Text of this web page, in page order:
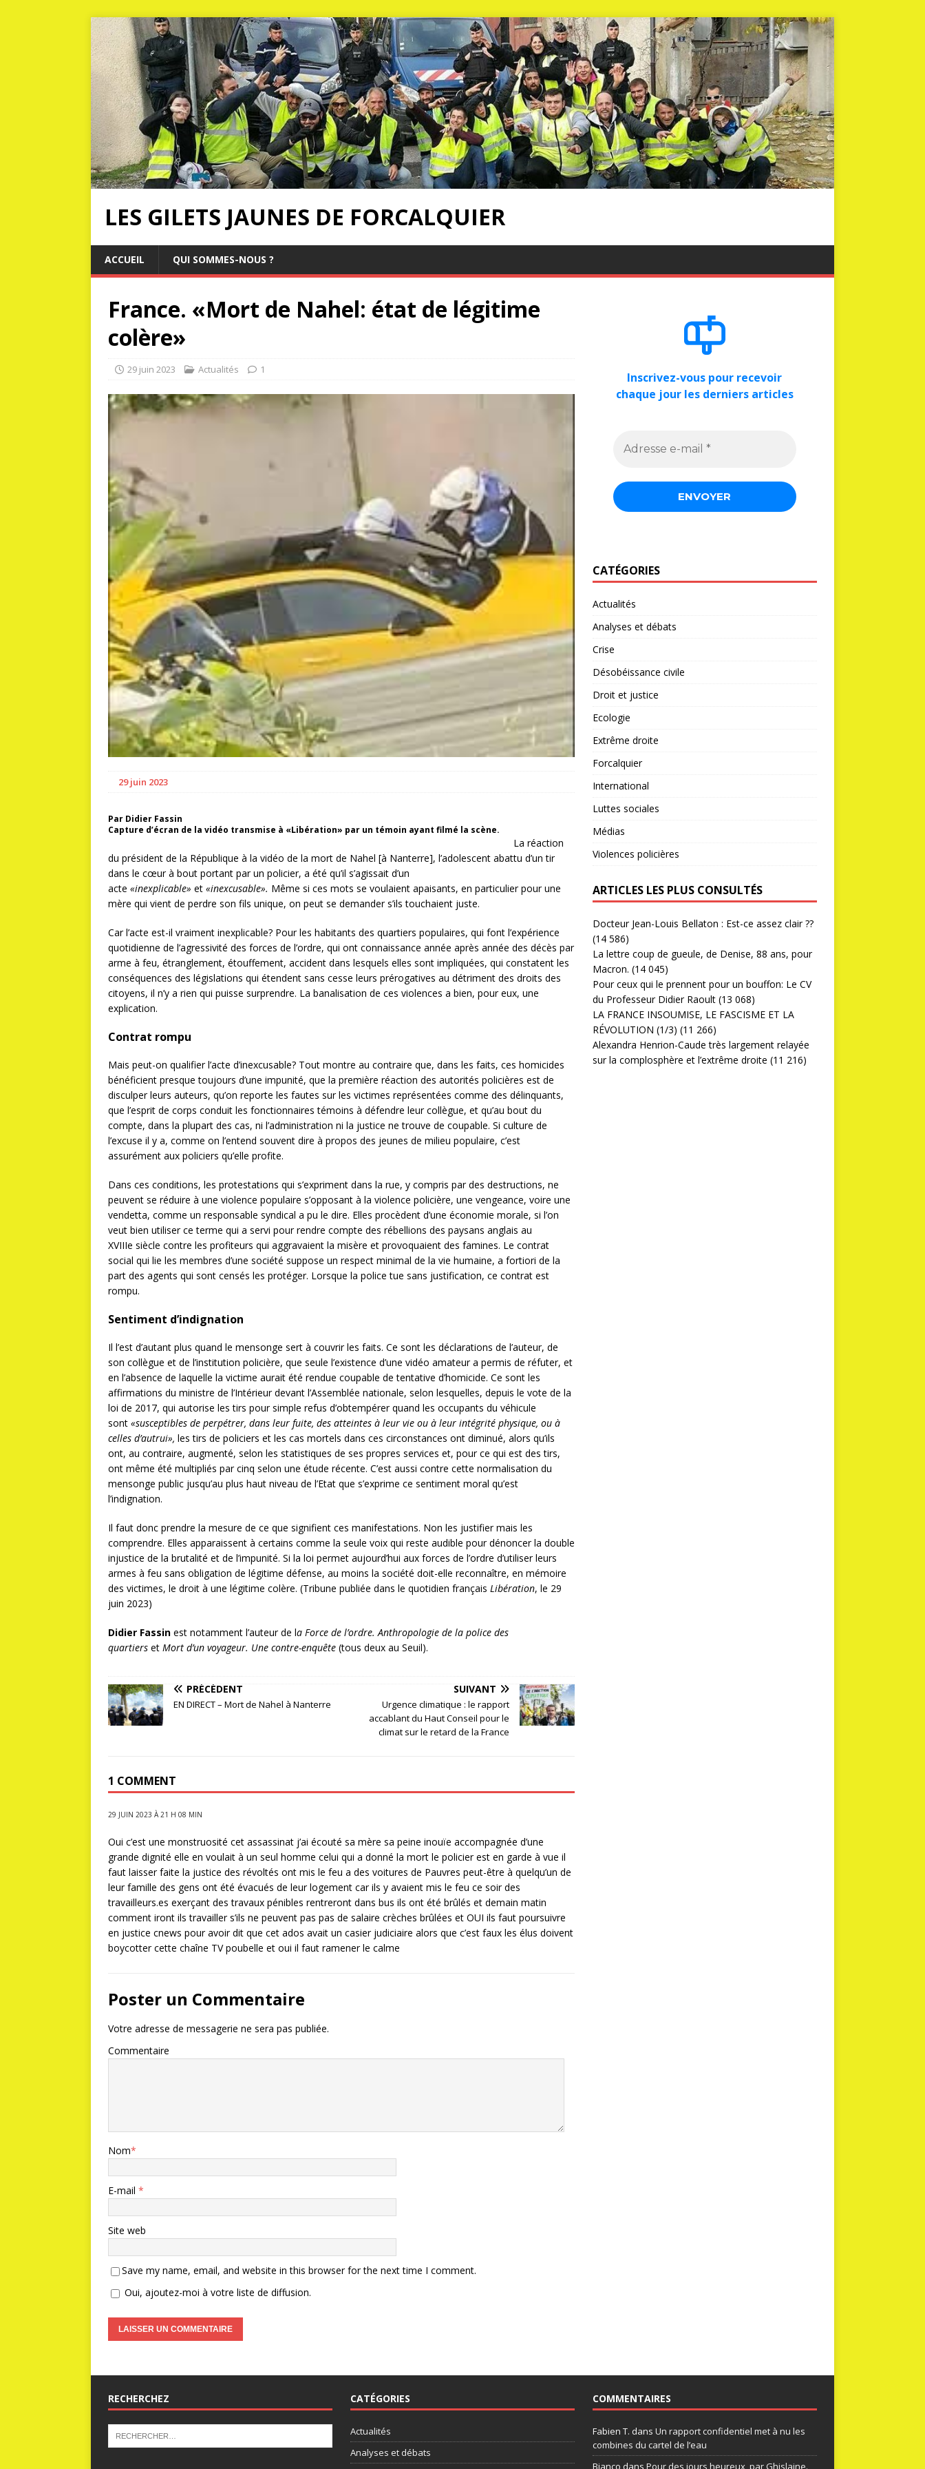
LES GILETS JAUNES DE FORCALQUIER
ACCUEIL QUI SOMMES-NOUS ?
France. «Mort de Nahel: état de légitime
colère»
29 juin 2023 Actualités 1
29 juin 2023
Par Didier Fassin
Capture d’écran de la vidéo transmise à «Libération» par un témoin ayant filmé la scène.
La réaction
du président de la République à la vidéo de la mort de Nahel [à Nanterre], l’adolescent abattu d’un tir
dans le cœur à bout portant par un policier, a été qu’il s’agissait d’un
acte «inexplicable» et «inexcusable». Même si ces mots se voulaient apaisants, en particulier pour une
mère qui vient de perdre son fils unique, on peut se demander s’ils touchaient juste.
Car l’acte est-il vraiment inexplicable? Pour les habitants des quartiers populaires, qui font l’expérience
quotidienne de l’agressivité des forces de l’ordre, qui ont connaissance année après année des décès par
arme à feu, étranglement, étouffement, accident dans lesquels elles sont impliquées, qui constatent les
conséquences des législations qui étendent sans cesse leurs prérogatives au détriment des droits des
citoyens, il n’y a rien qui puisse surprendre. La banalisation de ces violences a bien, pour eux, une
explication.
Contrat rompu
Mais peut-on qualifier l’acte d’inexcusable? Tout montre au contraire que, dans les faits, ces homicides
bénéficient presque toujours d’une impunité, que la première réaction des autorités policières est de
disculper leurs auteurs, qu’on reporte les fautes sur les victimes représentées comme des délinquants,
que l’esprit de corps conduit les fonctionnaires témoins à défendre leur collègue, et qu’au bout du
compte, dans la plupart des cas, ni l’administration ni la justice ne trouve de coupable. Si culture de
l’excuse il y a, comme on l’entend souvent dire à propos des jeunes de milieu populaire, c’est
assurément aux policiers qu’elle profite.
Dans ces conditions, les protestations qui s’expriment dans la rue, y compris par des destructions, ne
peuvent se réduire à une violence populaire s’opposant à la violence policière, une vengeance, voire une
vendetta, comme un responsable syndical a pu le dire. Elles procèdent d’une économie morale, si l’on
veut bien utiliser ce terme qui a servi pour rendre compte des rébellions des paysans anglais au
XVIIIe siècle contre les profiteurs qui aggravaient la misère et provoquaient des famines. Le contrat
social qui lie les membres d’une société suppose un respect minimal de la vie humaine, a fortiori de la
part des agents qui sont censés les protéger. Lorsque la police tue sans justification, ce contrat est
rompu.
Sentiment d’indignation
Il l’est d’autant plus quand le mensonge sert à couvrir les faits. Ce sont les déclarations de l’auteur, de
son collègue et de l’institution policière, que seule l’existence d’une vidéo amateur a permis de réfuter, et
en l’absence de laquelle la victime aurait été rendue coupable de tentative d’homicide. Ce sont les
affirmations du ministre de l’Intérieur devant l’Assemblée nationale, selon lesquelles, depuis le vote de la
loi de 2017, qui autorise les tirs pour simple refus d’obtempérer quand les occupants du véhicule
sont «susceptibles de perpétrer, dans leur fuite, des atteintes à leur vie ou à leur intégrité physique, ou à
celles d’autrui», les tirs de policiers et les cas mortels dans ces circonstances ont diminué, alors qu’ils
ont, au contraire, augmenté, selon les statistiques de ses propres services et, pour ce qui est des tirs,
ont même été multipliés par cinq selon une étude récente. C’est aussi contre cette normalisation du
mensonge public jusqu’au plus haut niveau de l’Etat que s’exprime ce sentiment moral qu’est
l’indignation.
Il faut donc prendre la mesure de ce que signifient ces manifestations. Non les justifier mais les
comprendre. Elles apparaissent à certains comme la seule voix qui reste audible pour dénoncer la double
injustice de la brutalité et de l’impunité. Si la loi permet aujourd’hui aux forces de l’ordre d’utiliser leurs
armes à feu sans obligation de légitime défense, au moins la société doit-elle reconnaître, en mémoire
des victimes, le droit à une légitime colère. (Tribune publiée dans le quotidien français Libération, le 29
juin 2023)
Didier Fassin est notamment l’auteur de la Force de l’ordre. Anthropologie de la police des
quartiers et Mort d’un voyageur. Une contre-enquête (tous deux au Seuil).
PRÉCÉDENT
EN DIRECT – Mort de Nahel à Nanterre
SUIVANT
Urgence climatique : le rapport
accablant du Haut Conseil pour le
climat sur le retard de la France
1 COMMENT
29 JUIN 2023 À 21 H 08 MIN
Oui c’est une monstruosité cet assassinat j’ai écouté sa mère sa peine inouïe accompagnée d’une
grande dignité elle en voulait à un seul homme celui qui a donné la mort le policier est en garde à vue il
faut laisser faite la justice des révoltés ont mis le feu a des voitures de Pauvres peut-être à quelqu’un de
leur famille des gens ont été évacués de leur logement car ils y avaient mis le feu ce soir des
travailleurs.es exerçant des travaux pénibles rentreront dans bus ils ont été brûlés et demain matin
comment iront ils travailler s’ils ne peuvent pas pas de salaire crèches brûlées et OUI ils faut poursuivre
en justice cnews pour avoir dit que cet ados avait un casier judiciaire alors que c’est faux les élus doivent
boycotter cette chaîne TV poubelle et oui il faut ramener le calme
Poster un Commentaire
Votre adresse de messagerie ne sera pas publiée.
Commentaire
Nom*
E-mail *
Site web
Save my name, email, and website in this browser for the next time I comment.
Oui, ajoutez-moi à votre liste de diffusion.
Inscrivez-vous pour recevoir
chaque jour les derniers articles
CATÉGORIES
Actualités
Analyses et débats
Crise
Désobéissance civile
Droit et justice
Ecologie
Extrême droite
Forcalquier
International
Luttes sociales
Médias
Violences policières
ARTICLES LES PLUS CONSULTÉS
Docteur Jean-Louis Bellaton : Est-ce assez clair ??
(14 586)
La lettre coup de gueule, de Denise, 88 ans, pour
Macron. (14 045)
Pour ceux qui le prennent pour un bouffon: Le CV
du Professeur Didier Raoult (13 068)
LA FRANCE INSOUMISE, LE FASCISME ET LA
RÉVOLUTION (1/3) (11 266)
Alexandra Henrion-Caude très largement relayée
sur la complosphère et l’extrême droite (11 216)
RECHERCHEZ CATÉGORIES
Actualités
Analyses et débats
COMMENTAIRES
Fabien T. dans Un rapport confidentiel met à nu les
combines du cartel de l’eau
Bianco dans Pour des jours heureux, par Ghislaine.